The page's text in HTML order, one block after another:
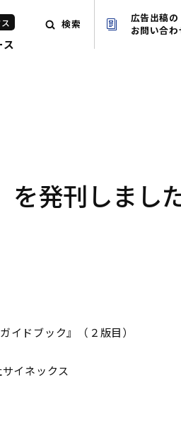
ス
検索
広告出稿の
お問い合わ
を発刊しまし
イドブック』（２版目）
イネックス